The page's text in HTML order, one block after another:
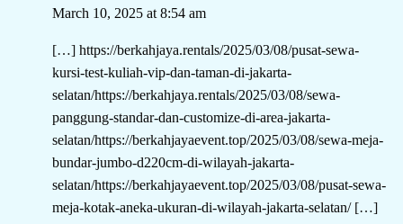
March 10, 2025 at 8:54 am
[…] https://berkahjaya.rentals/2025/03/08/pusat-sewa-
kursi-test-kuliah-vip-dan-taman-di-jakarta-
selatan/https://berkahjaya.rentals/2025/03/08/sewa-
panggung-standar-dan-customize-di-area-jakarta-
selatan/https://berkahjayaevent.top/2025/03/08/sewa-meja-
bundar-jumbo-d220cm-di-wilayah-jakarta-
selatan/https://berkahjayaevent.top/2025/03/08/pusat-sewa-
meja-kotak-aneka-ukuran-di-wilayah-jakarta-selatan/[…]